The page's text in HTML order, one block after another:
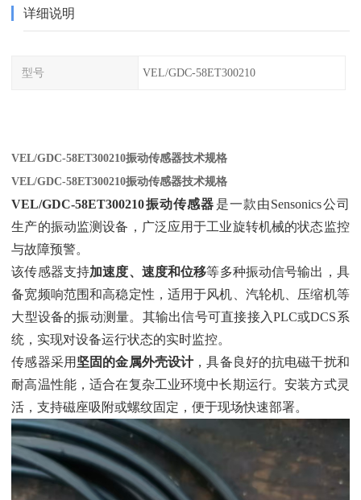
详细说明
型号 VEL/GDC-58ET300210
VEL/GDC-58ET300210振动传感器技术规格
VEL/GDC-58ET300210振动传感器技术规格
VEL/GDC-58ET300210振动传感器 ‌是一款由Sensonics公司
生产的振动监测设备，广泛应用于工业旋转机械的状态监控
与故障预警。
该传感器支持‌加速度、速度和位移‌等多种振动信号输出，具
备宽频响范围和高稳定性，适用于风机、汽轮机、压缩机等
大型设备的振动测量。其输出信号可直接接入PLC或DCS系
统，实现对设备运行状态的实时监控。
传感器采用‌ 坚固的金属外壳设计‌，具备良好的抗电磁干扰和
耐高温性能，适合在复杂工业环境中长期运行。安装方式灵
活，支持磁座吸附或螺纹固定，便于现场快速部署。